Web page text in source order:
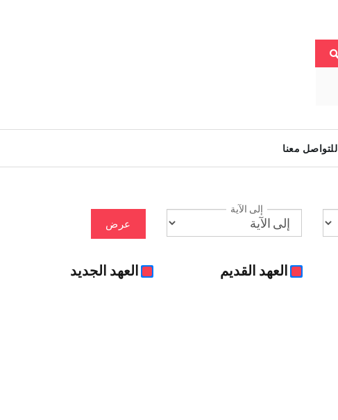
للتواصل معنا
إلى الآية
عرض
العهد القديم العهد الجديد